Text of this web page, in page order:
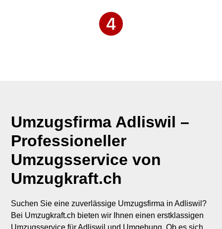
Umzugsfirma Adliswil –
Professioneller
Umzugsservice von
Umzugkraft.ch
Suchen Sie eine zuverlässige Umzugsfirma in Adliswil?
Bei Umzugkraft.ch bieten wir Ihnen einen erstklassigen